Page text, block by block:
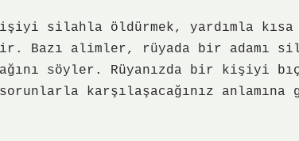
silahla öldürmek, yardımla kısa
Bazı alimler, rüyada bir adamı
söyler. Rüyanızda bir kişiyi
sorunlarla karşılaşacağınız